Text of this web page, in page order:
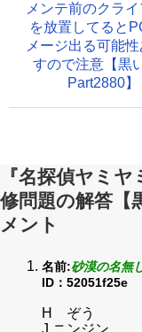
メンテ前のクライ
を放置してると
メージ出る可能性
すので注意【黒
Part2880】
『名探偵ヤミ
修問題の解答【
メント
名前:砂漠の名無
ID：52051f25e
H ぞう
J ニンジン